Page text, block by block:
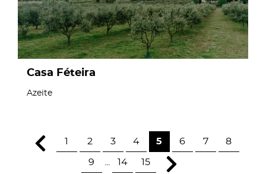
Casa Féteira
Azeite
1 2 3 4 5 6 7 8
9 14 15